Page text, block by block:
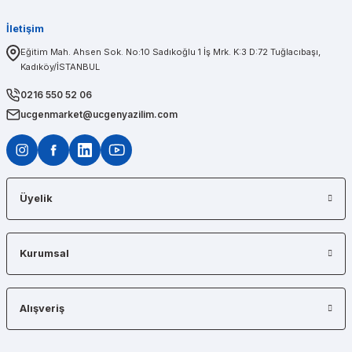
İletişim
Eğitim Mah. Ahsen Sok. No:10 Sadıkoğlu 1 İş Mrk. K:3 D:72 Tuğlacıbaşı,
Kadıköy/İSTANBUL
0216 550 52 06
ucgenmarket@ucgenyazilim.com
Üyelik
Kurumsal
Alışveriş